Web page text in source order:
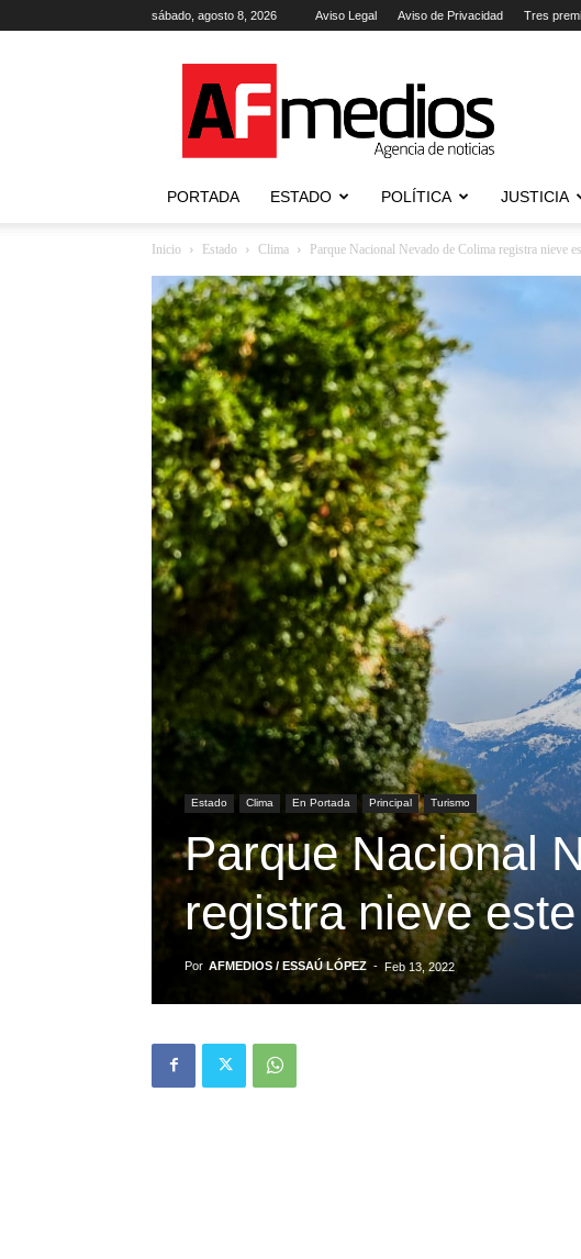
sábado, agosto 8, 2026 Aviso Legal Aviso de Privacidad Tres
Agencia
de
Noticias
PORTADA ESTADO POLÍTICA JUSTICIA
Inicio Estado Clima Parque Nacional Nevado de Colima registra nieve
Estado Clima En Portada Principal Turismo
Parque Nacional
registra nieve
Por AFMEDIOS / ESSAÚ LÓPEZ - Feb 13, 2022